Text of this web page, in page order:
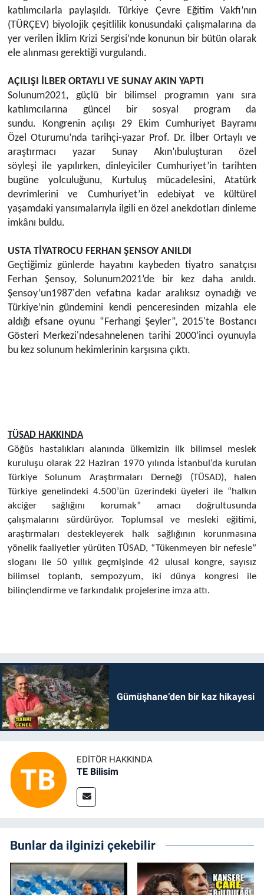
katılımcılarla paylaşıldı. Türkiye Çevre Eğitim Vakfı’nın
(TÜRÇEV) biyolojik çeşitlilik konusundaki çalışmalarına da
yer verilen İklim Krizi Sergisi’nde konunun bir bütün olarak
ele alınması gerektiği vurgulandı.
AÇILIŞI İLBER ORTAYLI VE SUNAY AKIN YAPTI
Solunum2021, güçlü bir bilimsel programın yanı sıra
katılımcılarına güncel bir sosyal programda
sundu.
Kongrenin açılışı 29 Ekim Cumhuriyet Bayramı
Özel Oturumu’nda tarihçi-yazar Prof. Dr. İlber Ortaylı ve
araştırmacı yazar Sunay Akın’ıbuluşturan özel
söyleşi ile yapılırken,dinleyicilerCumhuriyet’in tarihten
bugüne yolculuğunu, Kurtuluş mücadelesini, Atatürk
devrimlerini ve Cumhuriyet’in edebiyat ve kültürel
yaşamdaki yansımalarıyla ilgili en özel anekdotları dinleme
imkânı buldu.
USTA TİYATROCU FERHAN ŞENSOY ANILDI
Geçtiğimiz günlerde hayatını kaybeden tiyatro sanatçısı
Ferhan Şensoy,Solunum2021’de bir kez daha anıldı.
Şensoy’un1987'den vefatına kadar aralıksız oynadığı ve
Türkiye’nin gündemini kendi penceresinden mizahla ele
aldığı efsane oyunu “Ferhangi Şeyler”,2015'te Bostancı
Gösteri Merkezi'ndesahnelenen tarihi 2000’inci oyunuyla
bu kez solunum hekimlerinin karşısına çıktı.
TÜSAD HAKKINDA
Göğüs hastalıkları alanında ülkemizin ilk bilimsel meslek
kuruluşu olarak 22 Haziran 1970 yılında İstanbul’da kurulan
Türkiye Solunum Araştırmaları Derneği (TÜSAD), halen
Türkiye genelindeki 4.500’ün üzerindeki üyeleri ile “halkın
akciğer sağlığını korumak” amacı doğrultusunda
çalışmalarını sürdürüyor. Toplumsal ve mesleki eğitimi,
araştırmaları destekleyerek halk sağlığının korunmasına
yönelik faaliyetler yürüten TÜSAD, “Tükenmeyen bir nefesle”
sloganı ile 50 yıllık geçmişinde 42 ulusal kongre, sayısız
bilimsel toplantı, sempozyum, iki dünya kongresi ile
bilinçlendirme ve farkındalık projelerine imza attı.
Gümüşhane’den bir kaz hikayesi
EDITÖR HAKKINDA
TE Bilisim
Bunlar da ilginizi çekebilir